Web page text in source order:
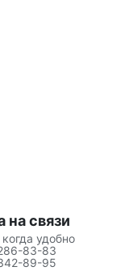
на связи
удобно
83-83
89-95